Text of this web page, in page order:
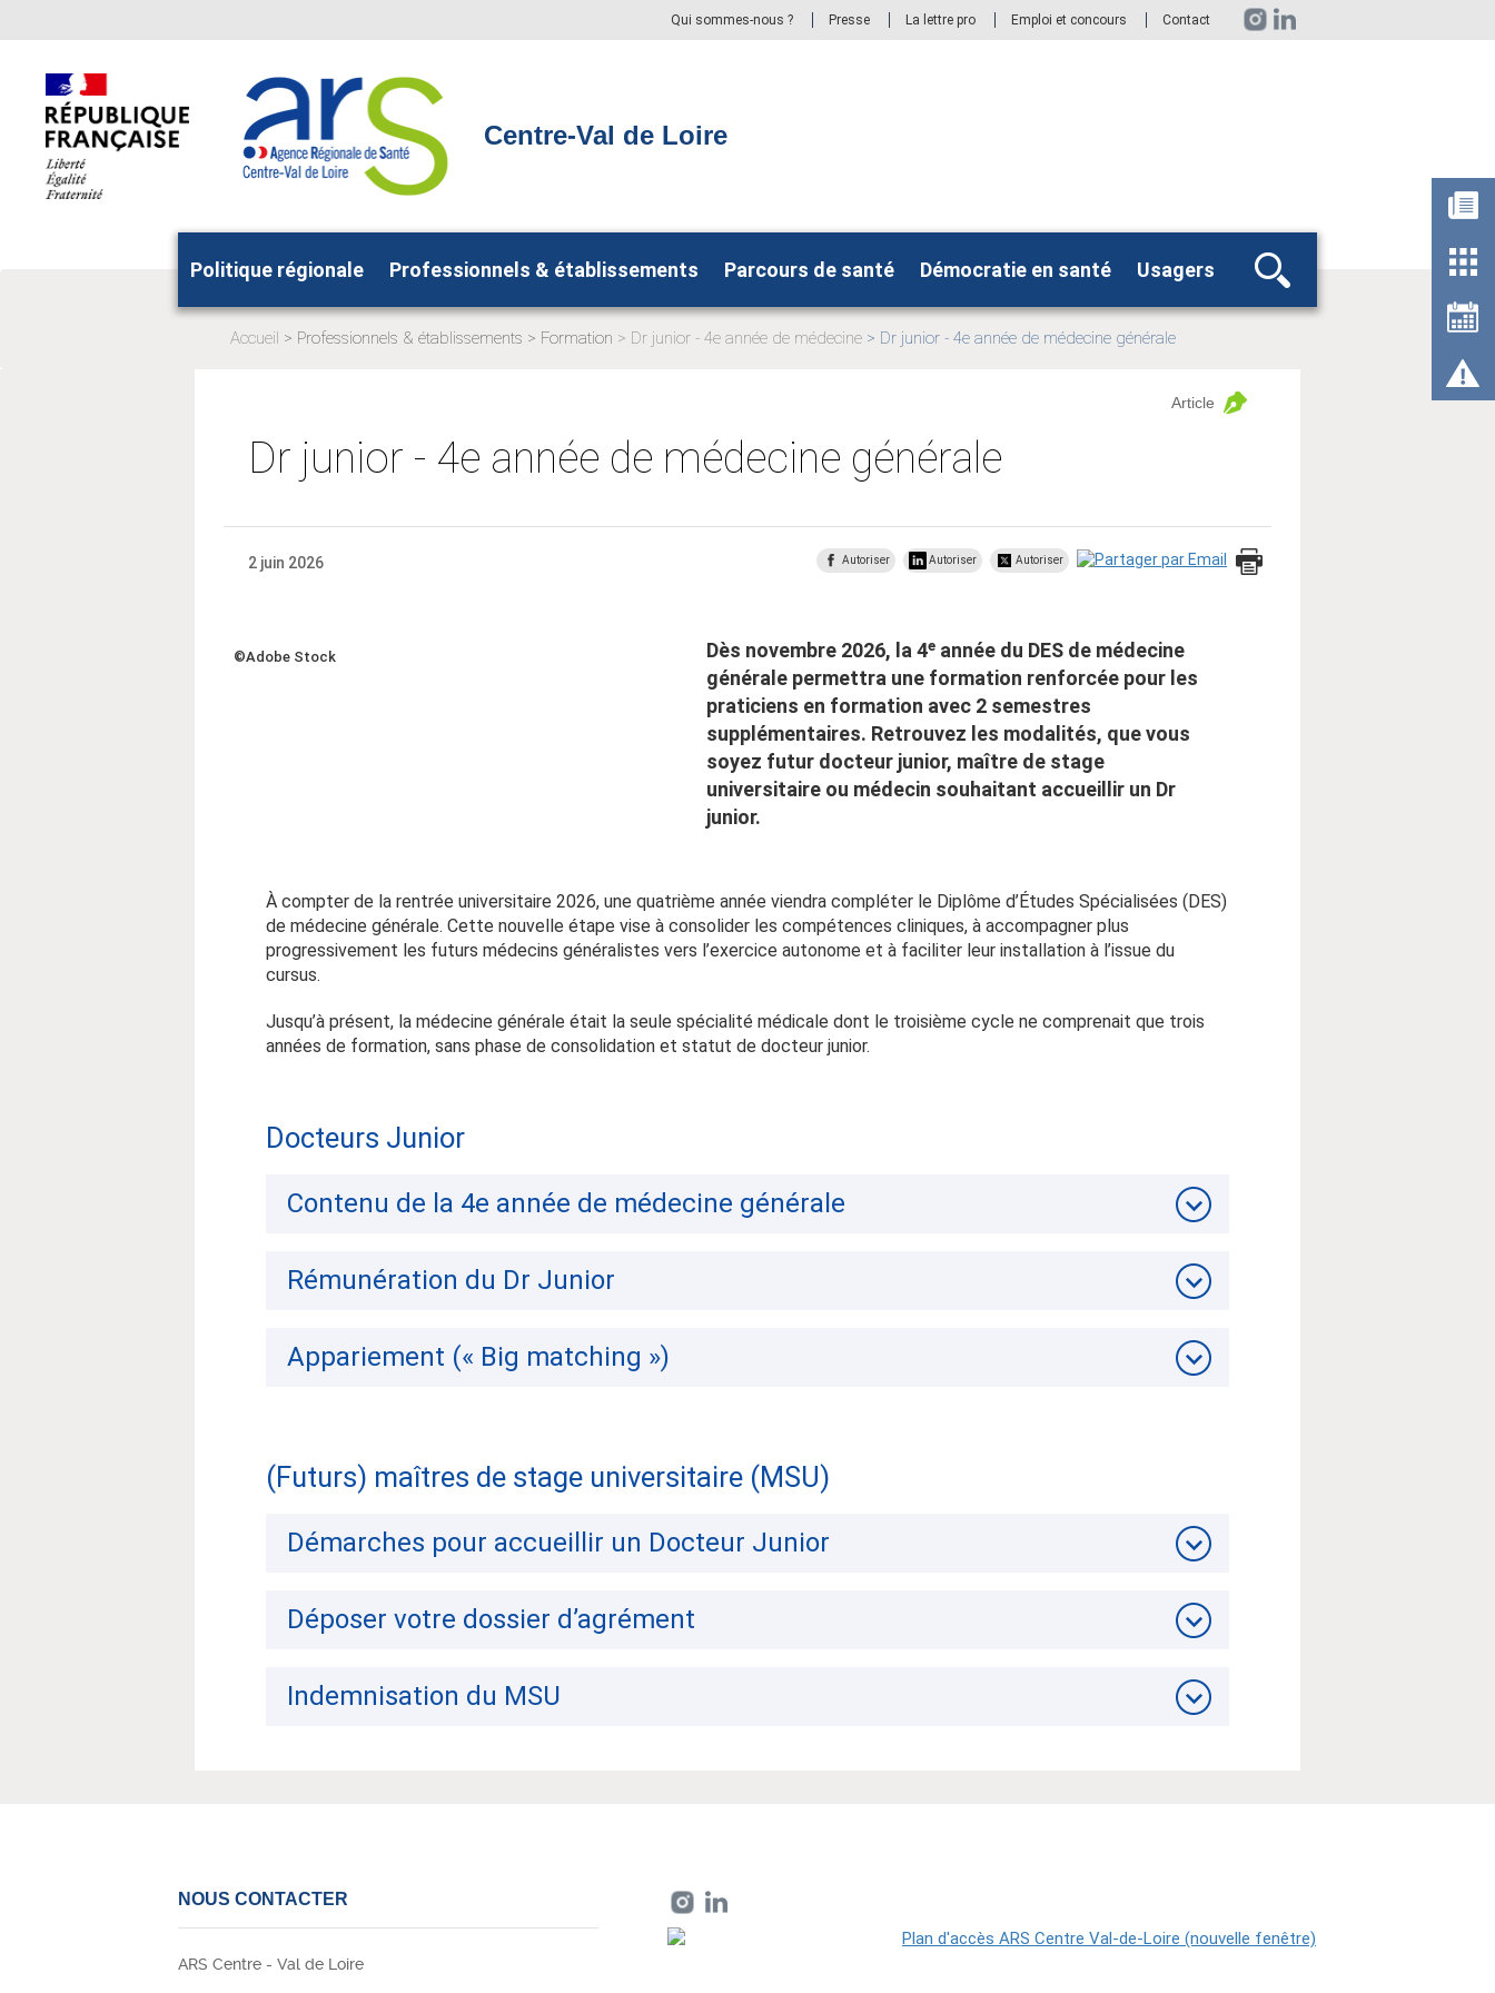
principal,
Qui sommes-nous ? Presse La lettre pro Emploi et concours Contact
Centre-Val de Loire
Politique régionale Professionnels & établissements Parcours de santé Démocratie en santé Usagers
Rechercher
Accueil
Professionnels & établissements
Formation
Dr junior - 4e année de médecine
Dr junior - 4e année de médecine générale
Dr junior - 4e année de médecine générale
Article
2 juin 2026 Autoriser Autoriser Autoriser
©Adobe Stock
Dès novembre 2026, la 4ᵉ année du DES de médecine
générale permettra une formation renforcée pour les
praticiens en formation avec 2 semestres
supplémentaires. Retrouvez les modalités, que vous
soyez futur docteur junior, maître de stage
universitaire ou médecin souhaitant accueillir un Dr
junior.
À compter de la rentrée universitaire 2026, une quatrième année viendra compléter le Diplôme d’Études Spécialisées (DES)
de médecine générale. Cette nouvelle étape vise à consolider les compétences cliniques, à accompagner plus
progressivement les futurs médecins généralistes vers l’exercice autonome et à faciliter leur installation à l’issue du
cursus.
Jusqu’à présent, la médecine générale était la seule spécialité médicale dont le troisième cycle ne comprenait que trois
années de formation, sans phase de consolidation et statut de docteur junior.
Docteurs Junior
Contenu de la 4e année de médecine générale
Rémunération du Dr Junior
Appariement (« Big matching »)
(Futurs) maîtres de stage universitaire (MSU)
Démarches pour accueillir un Docteur Junior
Déposer votre dossier d’agrément
Indemnisation du MSU
NOUS CONTACTER
ARS Centre - Val de Loire